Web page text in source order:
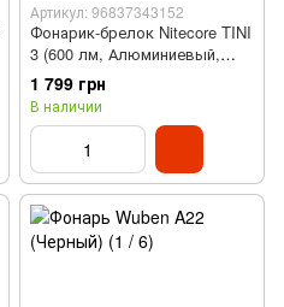
Артикул: 96837343152
Фонарик-брелок Nitecore TINI
3 (600 лм, Алюминиевый,
Type-C, IP68, Черный)
1 799 грн
В наличии